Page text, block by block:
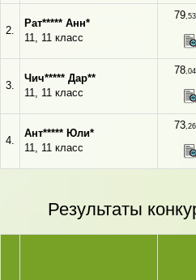
2.
Рат***** Анн*
11, 11 класс
79,53
3.
Чич***** Дар**
11, 11 класс
78,04
4.
Ант***** Юли*
11, 11 класс
73,26
Результаты